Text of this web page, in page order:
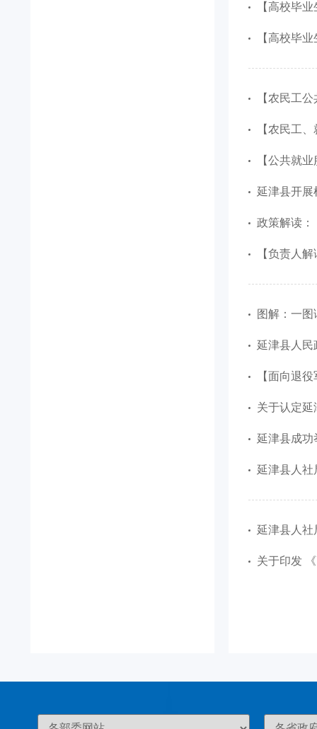
【高校毕业
【高校毕业
【农民工
【农民工、
【公共就
延津县开展
政策解读：
【负责人解
图解：一
延津县人民
【面向退
关于认定
延津县成功
延津县人社
延津县人社
关于印发